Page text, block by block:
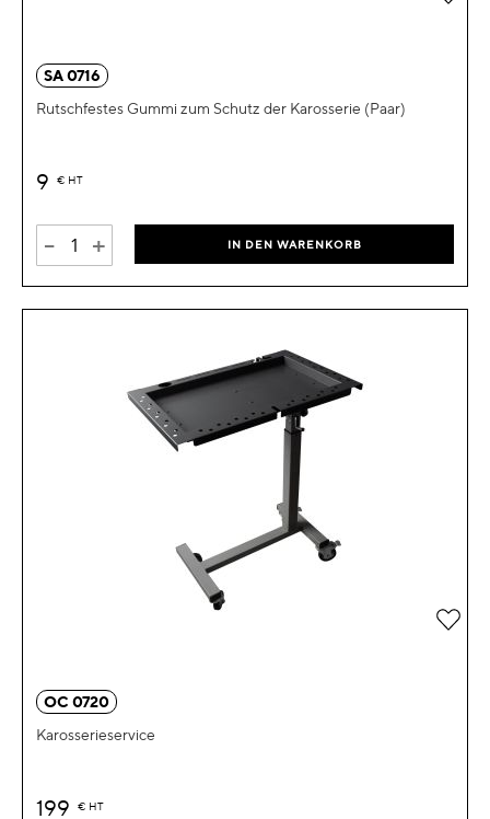
SA 0716
Rutschfestes Gummi zum Schutz der Karosserie (Paar)
9 € HT
- + IN DEN WARENKORB
OC 0720
Karosserieservice
199 € HT
Zur